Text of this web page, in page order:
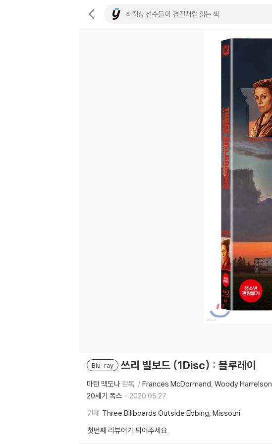
Blu-ray 쓰리 빌보드 (1Disc) : 블루레이
마틴 맥도나감독 Frances McDormand Woody Harrelson
20세기 폭스
2020.05.27.
원제 Three Billboards Outside Ebbing, Missouri
첫번째 리뷰어가 되어주세요